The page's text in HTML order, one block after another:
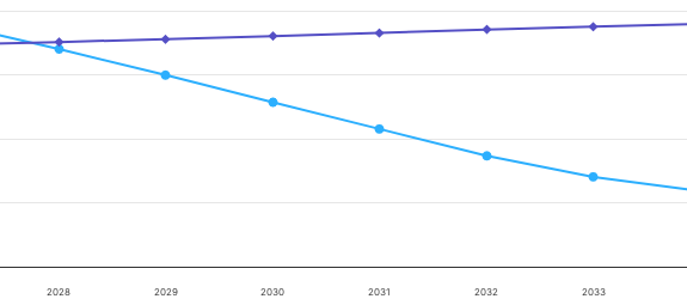
2028 2029 2030 2031 2032 2033